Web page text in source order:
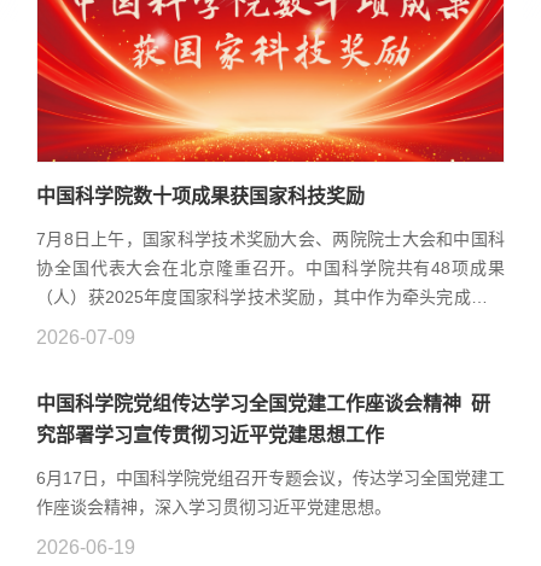
中国科学院数十项成果获国家科技奖励
7月8日上午，国家科学技术奖励大会、两院院士大会和中国科
协全国代表大会在北京隆重召开。中国科学院共有48项成果
（人）获2025年度国家科学技术奖励，其中作为牵头完成单位
获27项（人），作为主要完成单位获21项。
2026-07-09
中国科学院党组传达学习全国党建工作座谈会精神 研
究部署学习宣传贯彻习近平党建思想工作
6月17日，中国科学院党组召开专题会议，传达学习全国党建工
作座谈会精神，深入学习贯彻习近平党建思想。
2026-06-19